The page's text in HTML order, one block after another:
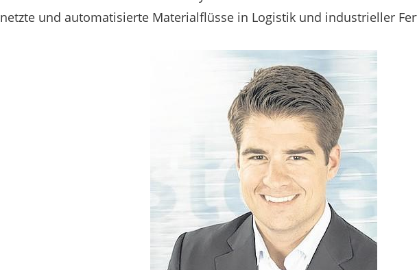
und automatisierte Materialflüsse in Logistik und industrieller